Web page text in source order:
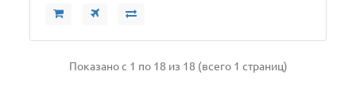
Показано с 1 по 18 из 18 (всего 1 страниц)